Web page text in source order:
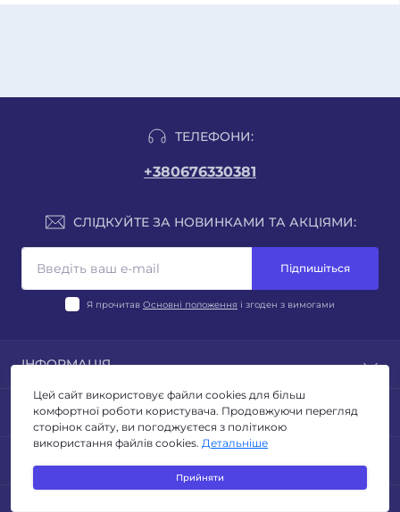
ТЕЛЕФОНИ:
+380676330381
СЛІДКУЙТЕ ЗА НОВИНКАМИ ТА АКЦІЯМИ:
Підпишіться
Я прочитав Основні положення і згоден з вимогами
ІНФОРМАЦІЯ
Блог
Відгуки
Умови повернення
Політика конфиденційності
Публічна оферта
ПОПУЛЯРНЕ
ЛІХТАРІ
ТУРИЗМ ТА КЕМПІНГ
ОСВІТЛЕННЯ
Адреса для листів: м. Київ, бульвар Миколи Руденка
Цей сайт використовує файли cookies для більш
комфортної роботи користувача. Продовжуючи перегляд
сторінок сайту, ви погоджуєтеся з політикою
використання файлів cookies. Детальніше
Прийняти